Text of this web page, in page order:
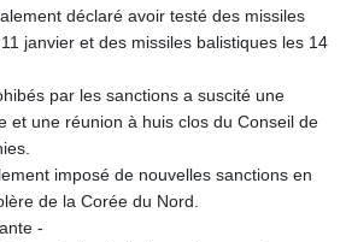
KES 149.158147
KGS 101.104505
KMF 492.514185
KRW 1627.712241
KYD 0.960588
KZT 540.233287
déclaré avoir testé des missiles
janvier et des missiles balistiques les 14
par les sanctions a suscité une
et une réunion à huis clos du Conseil de
imposé de nouvelles sanctions en
de la Corée du Nord.
-